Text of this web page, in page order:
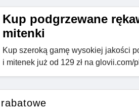
Kup podgrzewane
mitenki
Kup szeroką gamę wysokiej jakości
i mitenek już od 129 zł na glovii.com/pl